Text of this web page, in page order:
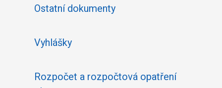
Ostatní dokumenty
Vyhlášky
Rozpočet a rozpočtová opatření